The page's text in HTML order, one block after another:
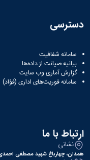
دسترسی
سامانه شفافیت
بیانیه صیانت از داده‌ها
گزارش آماری وب‌ سایت
سامانه فوریت‌های اداری (فؤاد)
ارتباط با ما
نشانی
همدان، چهارباغ شهید مصطفی